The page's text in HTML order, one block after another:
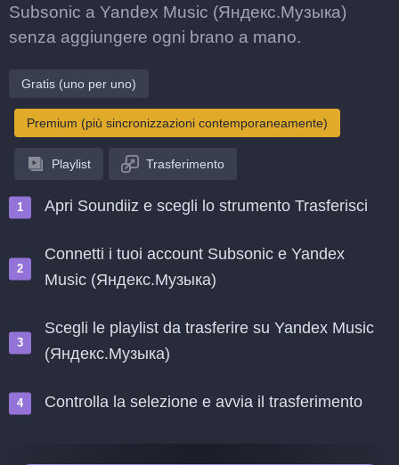
Subsonic a Yandex Music (Яндекс.Музыка)
senza aggiungere ogni brano a mano.
Gratis (uno per uno)
Premium (più sincronizzazioni contemporaneamente)
Playlist Trasferimento
Apri Soundiiz e scegli lo strumento Trasferisci
Connetti i tuoi account Subsonic e Yandex
Music (Яндекс.Музыка)
Scegli le playlist da trasferire su Yandex Music
(Яндекс.Музыка)
Controlla la selezione e avvia il trasferimento